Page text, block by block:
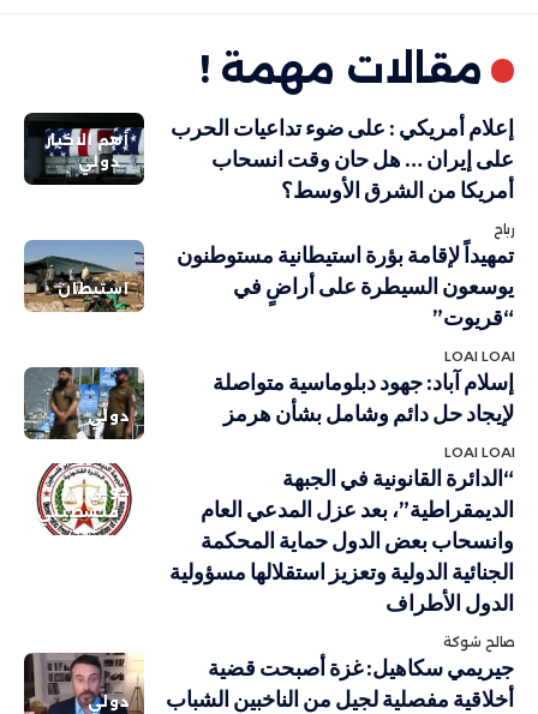
مقالات مهمة !
أهم الاخبار
دولي
إعلام أمريكي : على ضوء تداعيات الحرب
على إيران … هل حان وقت انسحاب
أمريكا من الشرق الأوسط؟
رباح
استيطان
تمهيداً لإقامة بؤرة استيطانية مستوطنون
يوسعون السيطرة على أراضٍ في
“قريوت”
LOAI LOAI
دولي
إسلام آباد: جهود دبلوماسية متواصلة
لإيجاد حل دائم وشامل بشأن هرمز
LOAI LOAI
دولي
فلسطيني
“الدائرة القانونية في الجبهة
الديمقراطية”، بعد عزل المدعي العام
وانسحاب بعض الدول حماية المحكمة
الجنائية الدولية وتعزيز استقلالها مسؤولية
الدول الأطراف
صالح شوكة
دولي
جيريمي سكاهيل: غزة أصبحت قضية
أخلاقية مفصلية لجيل من الناخبين الشباب